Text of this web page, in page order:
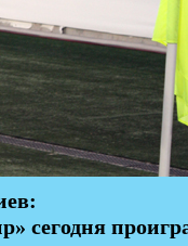
сегодня